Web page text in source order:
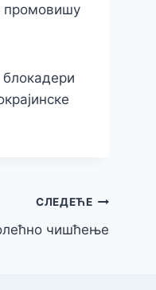
промовишу
блокадери
СЛЕДЕЋЕ
чишћење